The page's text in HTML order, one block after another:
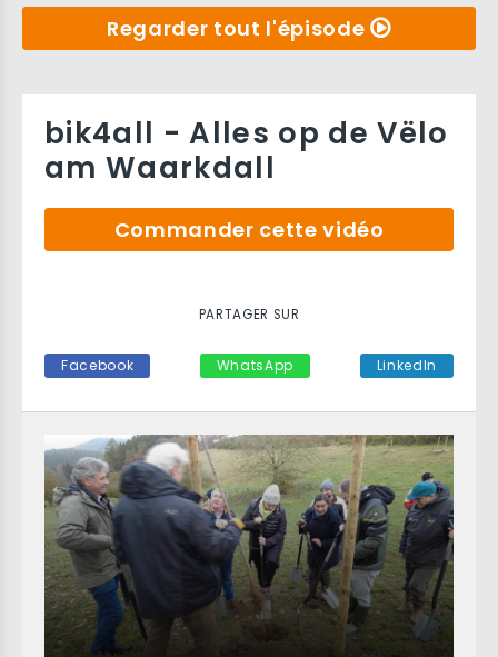
Regarder tout l'épisode
bik4all - Alles op de Vëlo
am Waarkdall
Commander cette vidéo
PARTAGER SUR
Facebook WhatsApp LinkedIn